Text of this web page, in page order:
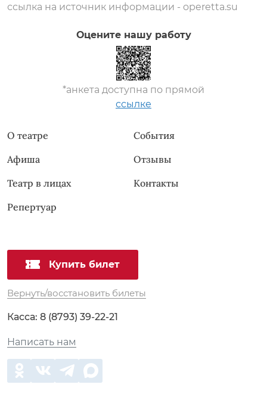
ссылка на источник информации - operetta.su
Оцените нашу работу
*анкета доступна по прямой
ссылке
О театре
Афиша
Театр в лицах
Репертуар
События
Отзывы
Контакты
Купить билет
Вернуть/восстановить билеты
Касса: 8 (8793) 39-22-21
Написать нам